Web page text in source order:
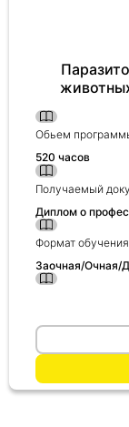
Обьем
520 часов
Получаемый
Диплом о
Формат
Заочная/Очная/